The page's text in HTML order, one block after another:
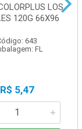
LOS
120G 66X96
643
FL
R$ 5,47